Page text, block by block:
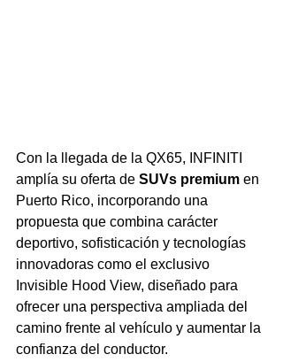
Con la llegada de la QX65, INFINITI
amplía su oferta de SUVs premium en
Puerto Rico, incorporando una
propuesta que combina carácter
deportivo, sofisticación y tecnologías
innovadoras como el exclusivo
Invisible Hood View, diseñado para
ofrecer una perspectiva ampliada del
camino frente al vehículo y aumentar la
confianza del conductor.